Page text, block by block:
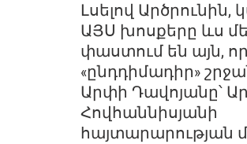
Լսելով Արծրունին,
ԱՅՍ խոսքերը ևս
փաստում են այն,
«ընդդիմադիր»
Արփի Դավոյանը՝
Հովհաննիսյանի
հայտարարության